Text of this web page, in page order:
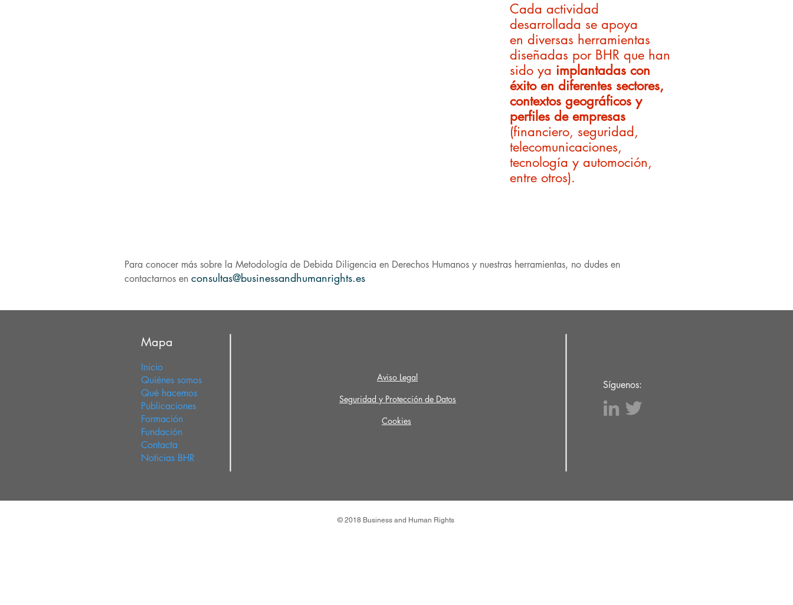
Cada actividad
desarrollada se apoya
en diversas herramientas
diseñadas por BHR que han
sido ya implantadas con
éxito en diferentes sectores,
contextos geográficos y
perfiles de empresas
(financiero, seguridad,
telecomunicaciones,
tecnología y automoción,
entre otros).
Para conocer más sobre la Metodología de Debida Diligencia en Derechos Humanos y nuestras herramientas, no dudes en
contactarnos en consultas@businessandhumanrights.es
Mapa
Inicio
Quiénes somos
Qué hacemos
Publicaciones
Formación
Fundación
Contacta
Noticias BHR
Aviso Legal
Seguridad y Protección de Datos
Cookies
Síguenos:
© 2018 Business and Human Rights